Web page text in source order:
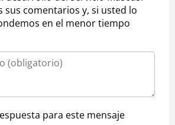
sus comentarios y, si usted lo
en el menor tiempo
para este mensaje